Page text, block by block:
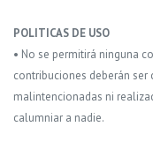
POLITICAS DE USO
• No se permitirá ninguna
contribuciones deberán ser
malintencionadas ni
calumniar a nadie.